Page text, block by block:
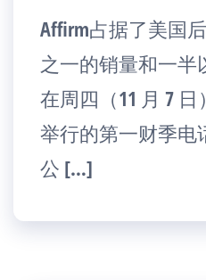
Affirm占据了美国
之一的销量和一半
在周四（11 月 7
举行的第一财季电
公 […]